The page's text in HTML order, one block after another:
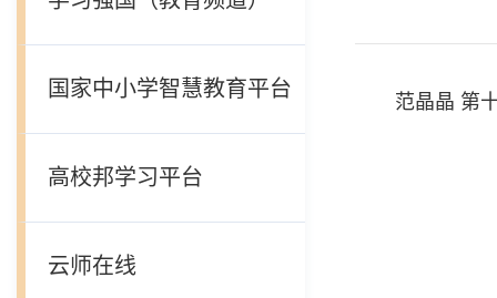
国家中小学智慧教育平台
高校邦学习平台
云师在线
范晶晶 第